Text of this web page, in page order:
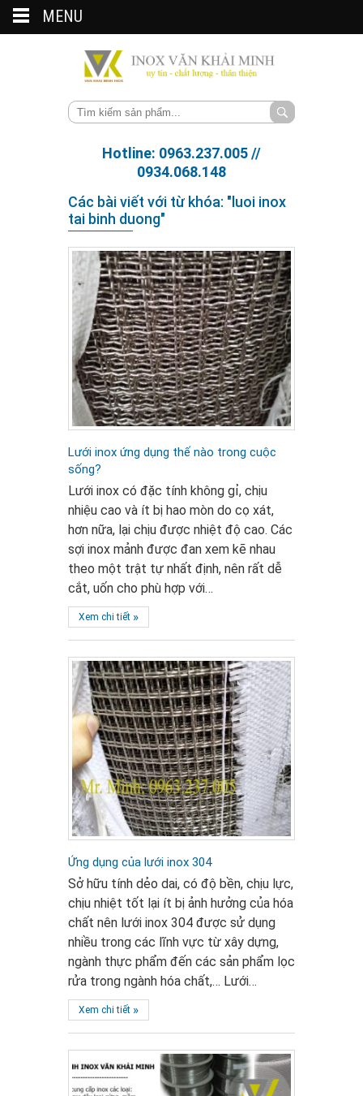
Hotline: 0963.237.005 //
0934.068.148
Các bài viết với từ khóa: "luoi inox
tai binh duong"
Lưới inox ứng dụng thế nào trong cuộc
sống?
Lưới inox có đặc tính không gỉ, chịu
nhiệu cao và ít bị hao mòn do cọ xát,
hơn nữa, lại chịu được nhiệt độ cao. Các
sợi inox mảnh được đan xem kẽ nhau
theo một trật tự nhất định, nên rất dễ
cắt, uốn cho phù hợp với…
Xem chi tiết »
Ứng dụng của lưới inox 304
Sở hữu tính dẻo dai, có độ bền, chịu lực,
chịu nhiệt tốt lại ít bị ảnh hưởng của hóa
chất nên lưới inox 304 được sử dụng
nhiều trong các lĩnh vực từ xây dựng,
ngành thực phẩm đến các sản phẩm lọc
rửa trong ngành hóa chất,… Lưới…
Xem chi tiết »
MENU